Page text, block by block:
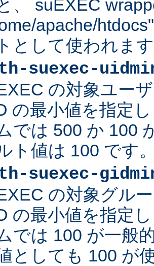
、 suEXEC
apache/
として使われま
suexec-
の対象ユー
の最小値を指定
では 500 か 100
ト値は 100 です
suexec-
の対象グル
の最小値を指定
では 100 が一般
としても 100 が